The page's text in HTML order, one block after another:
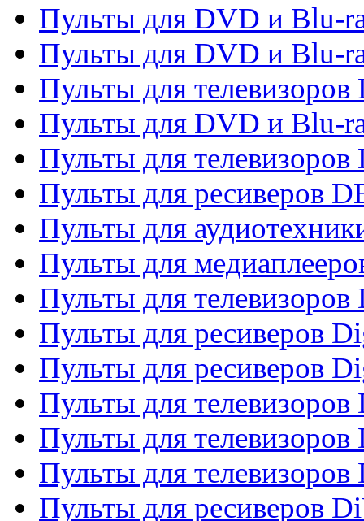
Пульты для DVD и Blu-
Пульты для DVD и Blu-
Пульты для
Пульты для DVD и Blu-
Пульты для телевизоров
Пульты для ресиверов
Пульты для
Пульты для
Пульты для телевизоров
Пульты для ресиверов
Пульты для ресиверов
Пульты для
Пульты для
Пульты для телевизоров
Пульты для ресиверов